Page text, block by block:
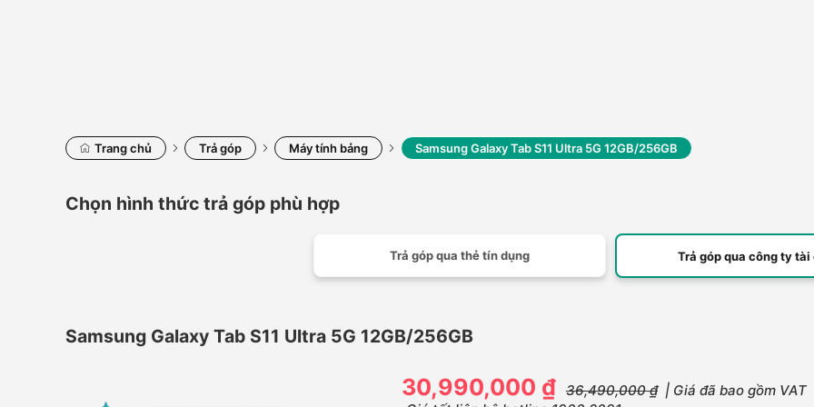
Trang chủ Trả góp Máy tính bảng Samsung Galaxy Tab S11 Ultra 5G 12GB/256GB
Chọn hình thức trả góp phù hợp
Trả góp qua thẻ tín dụng Trả góp qua công ty tài
Samsung Galaxy Tab S11 Ultra 5G 12GB/256GB
30,990,000 ₫ 36,490,000 ₫ | Giá đã bao gồm VAT